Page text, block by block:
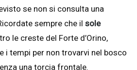
se non si consulta una
sempre che il sole
le creste del Forte d’Orino,
i tempi per non trovarvi nel bosco
una torcia frontale.